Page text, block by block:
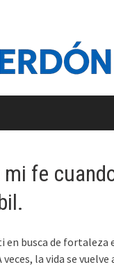
fe
en busca de fortaleza
la vida se